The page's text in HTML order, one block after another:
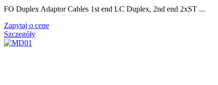
FO Duplex Adaptor Cables 1st end LC Duplex, 2nd end 2xST ...
Zapytaj o cenę
Szczegóły